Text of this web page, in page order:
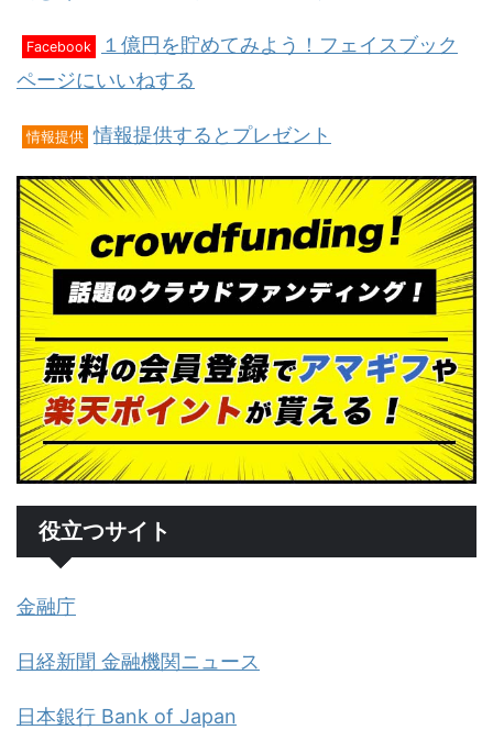
Facebook
１億円を貯めてみよう！フェイスブック
ページにいいねする
情報提供 情報提供するとプレゼント
役立つサイト
金融庁
日経新聞 金融機関ニュース
日本銀行 Bank of Japan